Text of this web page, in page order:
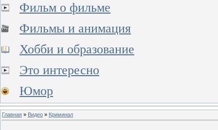
Фильм о фильме
Фильмы и анимация
Хобби и образование
Это интересно
Юмор
Главная » Видео » Криминал